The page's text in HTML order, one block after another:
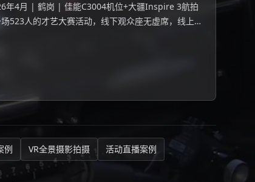
年4月 | 鹤岗 | 佳能C3004机位+大疆Inspire 3航拍
523人的才艺大赛活动，线下观众座无虚席，线上
例 VR全景摄影拍摄
活动直播案例